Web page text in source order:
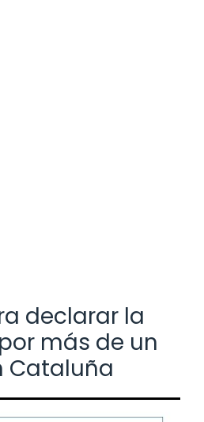
declarar la
más de un
Cataluña